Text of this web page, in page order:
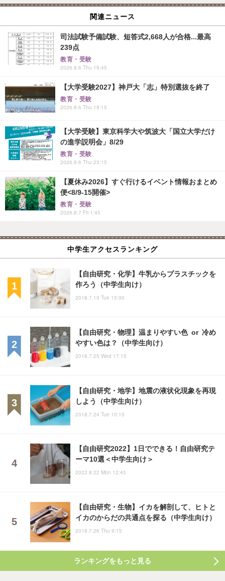
関連ニュース
司法試験予備試験、短答式2,668人が合格...最高
239点
教育・受験
2026.8.6 Thu 19:45
【大学受験2027】神戸大「志」特別選抜を終了
教育・受験
2026.8.6 Thu 19:15
【大学受験】東京科学大や筑波大「国立大学だけ
の進学説明会」8/29
教育・受験
2026.8.6 Thu 23:15
【夏休み2026】すぐ行けるイベント情報おまとめ
便<8/9-15開催>
教育・受験
2026.8.7 Fri 1:45
中学生アクセスランキング
【自由研究・化学】牛乳からプラスチックを
作ろう（中学生向け）
2018.7.10 Tue 15:00
【自由研究・物理】温まりやすい色 or 冷め
やすい色は？（中学生向け）
2018.7.25 Wed 17:15
【自由研究・地学】地震の液状化現象を再現
しよう（中学生向け）
2018.7.24 Tue 10:15
【自由研究2022】1日でできる！自由研究テ
ーマ10選＜中学生向け＞
2022.8.22 Mon 12:45
【自由研究・生物】イカを解剖して、ヒトと
イカのからだの共通点を探る（中学生向け）
2018.7.26 Thu 9:15
ランキングをもっと見る